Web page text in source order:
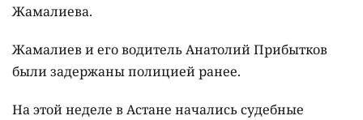
Жамалиева.
Жамалиев и его водитель Анатолий Прибытков
были задержаны полицией ранее.
На этой неделе в Астане начались судебные